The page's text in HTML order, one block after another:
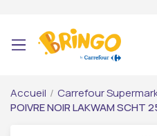
Accueil / Carrefour
POIVRE NOIR LAKWAM SCHT